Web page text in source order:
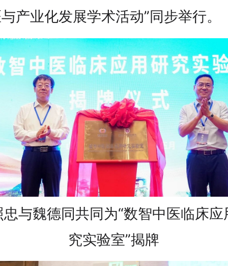
产业化发展学术活动”同步举行。
忠与魏德同共同为“数智中医临床应
究实验室”揭牌